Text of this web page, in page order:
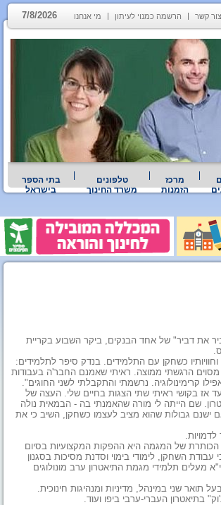
צור קשר הרשמה כמנוי לעיתון מי אנחנו 7/8/2026
מרכז
הזמנות
טלפונים
משרד החינוך
בתי הספר
בישראל
את דביר" של אחד הבנקים, ביקר השבוע בקריית
כשחקן עם התלמידים. בנדק סיפר לתלמידים:
הרגשתי ממוצה. ראיתי שאמנם החבר'ה בעבודות
קרימינולוגיה. נרשמתי והתקבלתי לשני החוגים".
אז בקושי ראיתי שתי הצגות בחיים שלי. העצה של
שם הייתה לי מורה שהאמנתי בה - הבמאית נולה
גבולות שהוא מציב לעצמו כשחקן, השיב כי את
של המגמה היא ההפקות המקצועיות בסיום
השחקן, לימודי בימוי וסדנת מסיכות בסגנון
מעלים תלמידי מגמת התיאטרון ערב מונולוגים
תואר שני במינהל, מדיניות ומנהיגות חינוכית.
בתיאטרון העברי-ערבי ביפו ועוד.